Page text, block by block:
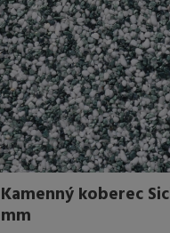
Kamenný koberec
mm